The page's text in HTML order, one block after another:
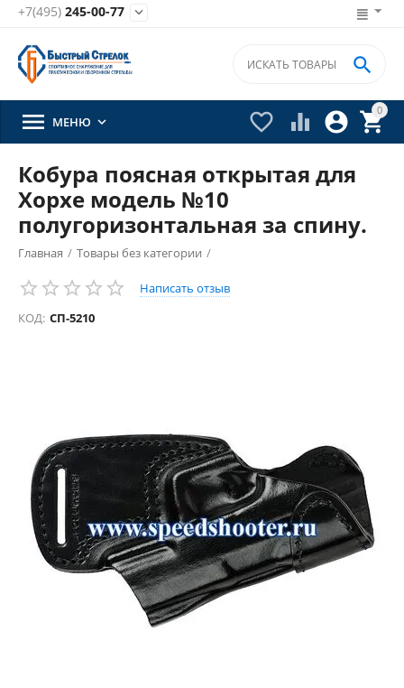
+7(495) 245-00-77 
0


 

 МЕНЮ 
Кобура поясная открытая для
Хорхе модель №10
полугоризонтальная за спину.
Главная / Товары без категории /
Написать отзыв
КОД: СП-5210